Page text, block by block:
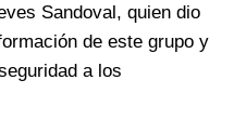
Sandoval, quien dio
de este grupo y
a los